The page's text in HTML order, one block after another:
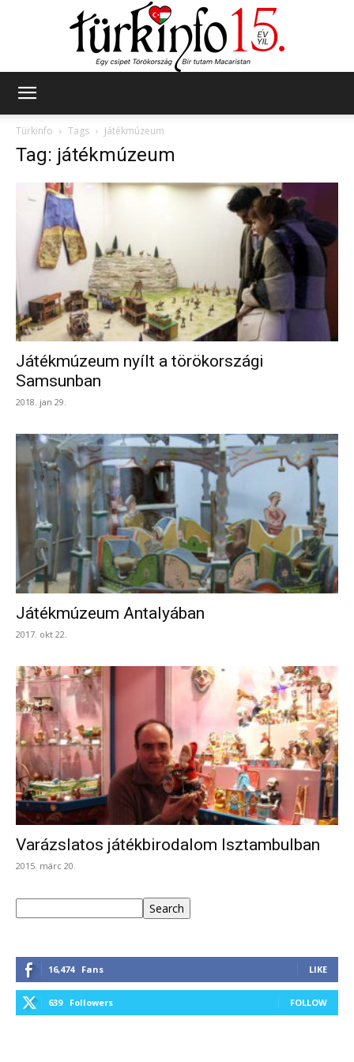
Türkinfo
Tags Játékmúzeum
Tag: játékmúzeum
Játékmúzeum nyílt a törökországi
Samsunban
2018. jan 29.
Játékmúzeum Antalyában
2017. okt 22.
Varázslatos játékbirodalom Isztambulban
2015. márc 20.
Search
16,474 Fans LIKE
639 Followers FOLLOW